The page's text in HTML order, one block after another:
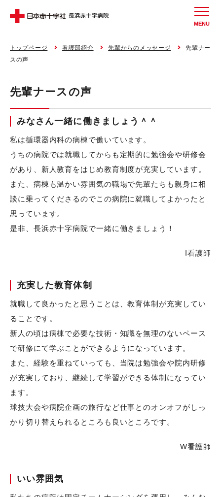
MENU
トップページ 看護部紹介 先輩からのメッセージ
先輩ナー
スの声
先輩ナースの声
みなさん一緒に働きましょう＾＾
私は循環器内科の病棟で働いています。
うちの病院では就職してからも定期的に勉強会や研修会
があり、新人教育をはじめ教育制度が充実しています。
また、病棟も温かい雰囲気の職場で先輩たちも親身に相
談に乗ってくださるのでこの病院に就職してよかったと
思っています。
是非、長浜赤十字病院で一緒に働きましょう！
I看護師
充実した教育体制
就職して良かったと思うことは、教育体制が充実してい
ることです。
新人の頃は病棟で必要な技術・知識を無理のないペース
で研修にて学ぶことができるようになっています。
また、経験を重ねていっても、当院は勉強会や院内研修
が充実しており、継続して学習ができる体制になってい
ます。
球技大会や病院企画の旅行など仕事とのオンオフがしっ
かり切り替えられるところも良いところです。
W看護師
いい雰囲気